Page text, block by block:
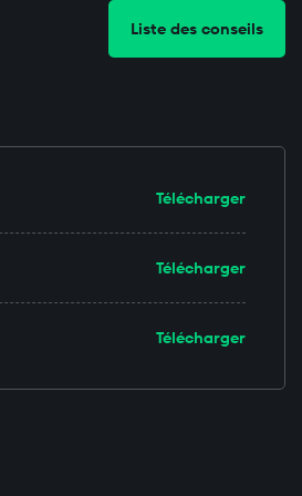
Liste des conseils
Télécharger
Télécharger
Télécharger